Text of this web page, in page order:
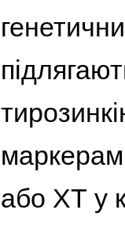
або ХТ у